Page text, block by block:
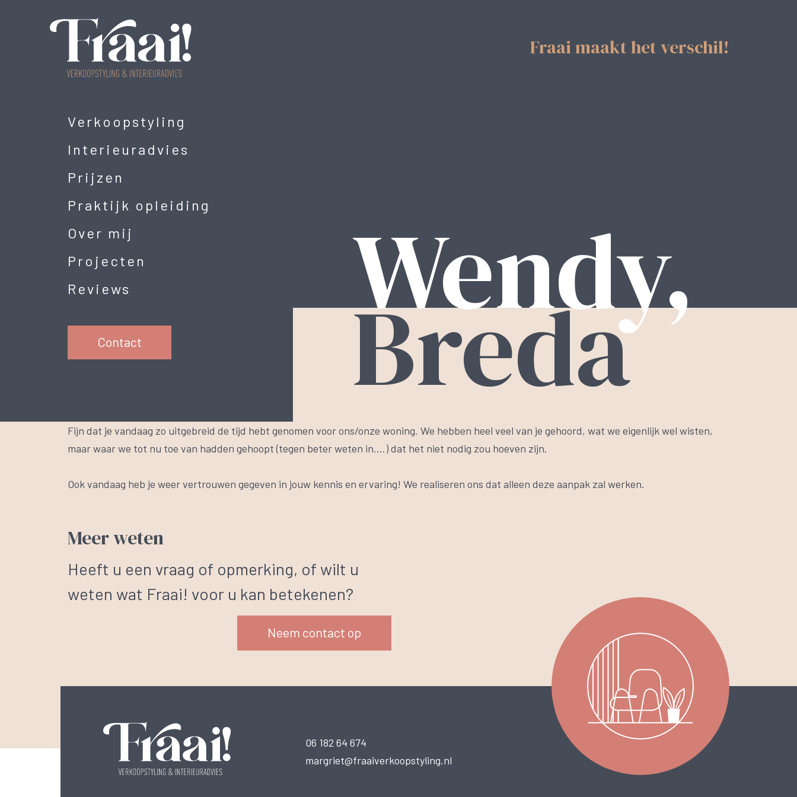
Fraai maakt het verschil!
Verkoopstyling
Interieuradvies
Prijzen
Praktijk opleiding
Over mij
Projecten
Reviews
Contact Wendy,
Breda
Fijn dat je vandaag zo uitgebreid de tijd hebt genomen voor ons/onze woning. We hebben heel veel van je gehoord, wat we eigenlijk wel wisten,
maar waar we tot nu toe van hadden gehoopt (tegen beter weten in….) dat het niet nodig zou hoeven zijn.
Ook vandaag heb je weer vertrouwen gegeven in jouw kennis en ervaring! We realiseren ons dat alleen deze aanpak zal werken.
Meer weten
Heeft u een vraag of opmerking, of wilt u
weten wat Fraai! voor u kan betekenen?
Neem contact op
06 182 64 674
margriet@fraaiverkoopstyling.nl